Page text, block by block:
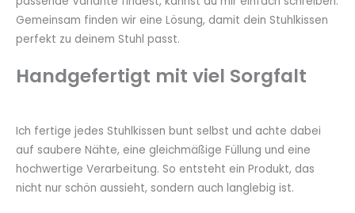
Gemeinsam finden wir eine Lösung, damit dein Stuhlkissen
perfekt zu deinem Stuhl passt.
Handgefertigt mit viel Sorgfalt
Ich fertige jedes Stuhlkissen bunt selbst und achte dabei
auf saubere Nähte, eine gleichmäßige Füllung und eine
hochwertige Verarbeitung. So entsteht ein Produkt, das
nicht nur schön aussieht, sondern auch langlebig ist.